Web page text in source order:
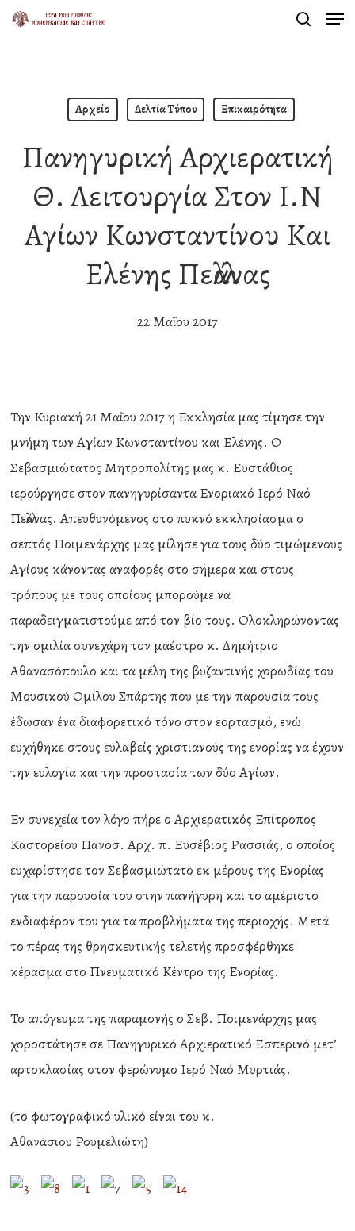
Skip
Αρχείο Δελτία Τύπου Επικαιρότητα
Πανηγυρική Αρχιερατική
Θ. Λειτουργία Στον Ι.Ν
Αγίων Κωνσταντίνου Και
Ελένης Πελλάνας
22 Μαΐου 2017
Την Κυριακή 21 Μαΐου 2017 η Εκκλησία μας τίμησε την
μνήμη των Αγίων Κωνσταντίνου και Ελένης. Ο
Σεβασμιώτατος Μητροπολίτης μας κ. Ευστάθιος
ιερούργησε στον πανηγυρίσαντα Ενοριακό Ιερό Ναό
Πελλάνας. Απευθυνόμενος στο πυκνό εκκλησίασμα ο
σεπτός Ποιμενάρχης μας μίλησε για τους δύο τιμώμενους
Αγίους κάνοντας αναφορές στο σήμερα και στους
τρόπους με τους οποίους μπορούμε να
παραδειγματιστούμε από τον βίο τους. Ολοκληρώνοντας
την ομιλία συνεχάρη τον μαέστρο κ. Δημήτριο
Αθανασόπουλο και τα μέλη της βυζαντινής χορωδίας του
Μουσικού Ομίλου Σπάρτης που με την παρουσία τους
έδωσαν ένα διαφορετικό τόνο στον εορτασμό, ενώ
ευχήθηκε στους ευλαβείς χριστιανούς της ενορίας να έχουν
την ευλογία και την προστασία των δύο Αγίων.
Εν συνεχεία τον λόγο πήρε ο Αρχιερατικός Επίτροπος
Καστορείου Πανοσ. Αρχ. π. Ευσέβιος Ρασσιάς, ο οποίος
ευχαρίστησε τον Σεβασμιώτατο εκ μέρους της Ενορίας
για την παρουσία του στην πανήγυρη και το αμέριστο
ενδιαφέρον του για τα προβλήματα της περιοχής. Μετά
το πέρας της θρησκευτικής τελετής προσφέρθηκε
κέρασμα στο Πνευματικό Κέντρο της Ενορίας.
Το απόγευμα της παραμονής ο Σεβ. Ποιμενάρχης μας
χοροστάτησε σε Πανηγυρικό Αρχιερατικό Εσπερινό μετ’
αρτοκλασίας στον φερώνυμο Ιερό Ναό Μυρτιάς.
(το φωτογραφικό υλικό είναι του κ.
Αθανάσιου Ρουμελιώτη)